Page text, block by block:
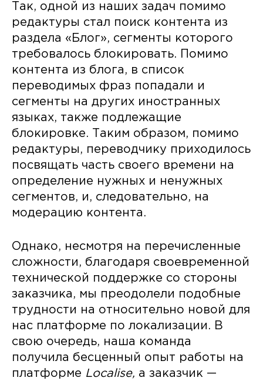
Так, одной из наших задач помимо
редактуры стал поиск контента из
раздела «Блог», сегменты которого
требовалось блокировать. Помимо
контента из блога, в список
переводимых фраз попадали и
сегменты на других иностранных
языках, также подлежащие
блокировке. Таким образом, помимо
редактуры, переводчику приходилось
посвящать часть своего времени на
определение нужных и ненужных
сегментов, и, следовательно, на
модерацию контента.
Однако, несмотря на перечисленные
сложности, благодаря своевременной
технической поддержке со стороны
заказчика, мы преодолели подобные
трудности на относительно новой для
нас платформе по локализации. В
свою очередь, наша команда
получила бесценный опыт работы на
платформе Localise, а заказчик —